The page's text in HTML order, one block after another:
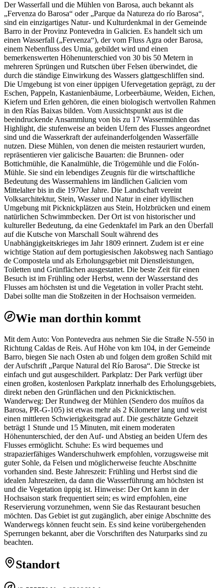
Der Wasserfall und die Mühlen von Barosa, auch bekannt als
„Fervenza do Barosa“ oder „Parque da Natureza do río Barosa“,
sind ein einzigartiges Natur- und Kulturdenkmal in der Gemeinde
Barro in der Provinz Pontevedra in Galicien. Es handelt sich um
einen Wasserfall („Fervenza“), der vom Fluss Agra oder Barosa,
einem Nebenfluss des Umia, gebildet wird und einen
bemerkenswerten Höhenunterschied von 30 bis 50 Metern in
mehreren Sprüngen und Rutschen über Felsen überwindet, die
durch die ständige Einwirkung des Wassers glattgeschliffen sind.
Die Umgebung ist von einer üppigen Ufervegetation geprägt, zu der
Eschen, Pappeln, Kastanienbäume, Lorbeerbäume, Weiden, Eichen,
Kiefern und Erlen gehören, die einen biologisch wertvollen Rahmen
in den Rías Baixas bilden. Vom Aussichtspunkt aus ist die
beeindruckende Ansammlung von bis zu 17 Wassermühlen das
Highlight, die stufenweise an beiden Ufern des Flusses angeordnet
sind und die Wasserkraft der aufeinanderfolgenden Wasserfälle
nutzen. Diese Mühlen, von denen die meisten restauriert wurden,
repräsentieren vier galicische Bauarten: die Brunnen- oder
Bottichmühle, die Kanalmühle, die Trögemühle und die Folón-
Mühle. Sie sind ein lebendiges Zeugnis für die wirtschaftliche
Bedeutung des Wassermahlens im ländlichen Galicien vom
Mittelalter bis in die 1970er Jahre. Die Landschaft vereint
Volksarchitektur, Stein, Wasser und Natur in einer idyllischen
Umgebung mit Picknickplätzen aus Stein, Holzbrücken und einem
natürlichen Schwimmbecken. Der Ort ist von historischer und
kultureller Bedeutung, da eine Gedenktafel im Park an den Überfall
auf die Kutsche von Marschall Soult während des
Unabhängigkeitskrieges im Jahr 1809 erinnert. Zudem ist er eine
wichtige Station auf dem portugiesischen Jakobsweg nach Santiago
de Compostela und als Erholungsgebiet mit Dienstleistungen,
Toiletten und Grünflächen ausgestattet. Die beste Zeit für einen
Besuch ist im Frühling oder Herbst, wenn der Wasserstand des
Flusses am höchsten ist und die Vegetation in voller Pracht steht.
Dabei sollte man die Stoßzeiten in der Hochsaison vermeiden.
Wie man dorthin kommt
Mit dem Auto: Von Pontevedra aus nehmen Sie die Straße N-550 in
Richtung Caldas de Reis. Auf Höhe von km 104, in der Gemeinde
Barro, biegen Sie nach Osten ab und folgen dem großen Schild mit
der Aufschrift „Parque Natural del Río Barosa“. Die Strecke ist
einfach und gut ausgeschildert. Parkplatz: Der Park verfügt über
einen großen, kostenlosen Parkplatz innerhalb des Erholungsgebiets,
direkt neben den Grünflächen und den Picknicktischen.
Wanderweg: Der Rundweg der Mühlen (Sendero dos muíños da
Barosa, PR-G-105) ist etwas mehr als 2 Kilometer lang und weist
einen mittleren Schwierigkeitsgrad auf. Die geschätzte Gehzeit
beträgt 1 Stunde und 15 Minuten, mit einem moderaten
Höhenunterschied, der den Auf- und Abstieg an beiden Ufern des
Flusses ermöglicht. Schuhe: Es wird bequemes und
strapazierfähiges Wanderschuhwerk empfohlen, vorzugsweise mit
guter Sohle, da Felsen und möglicherweise feuchte Abschnitte
vorhanden sind. Beste Jahreszeit: Frühling und Herbst sind die
idealen Jahreszeiten, da dann die Wasserführung am höchsten ist
und die Vegetation üppig ist. Hinweise: Der Ort kann in der
Hochsaison stark frequentiert sein; es wird empfohlen, eine
Reservierung vorzunehmen, wenn Sie das Restaurant besuchen
möchten. Das Gebiet ist gut zugänglich, aber einige Abschnitte des
Wanderwegs können feucht sein. Es sind keine vorübergehenden
Sperrungen bekannt, aber die Vorschriften des Naturparks sind zu
beachten.
Standort